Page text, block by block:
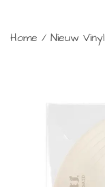
Home / Nieuw Vinyl